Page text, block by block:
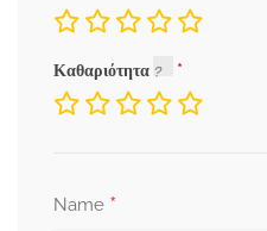
Καθαριότητα
Name *